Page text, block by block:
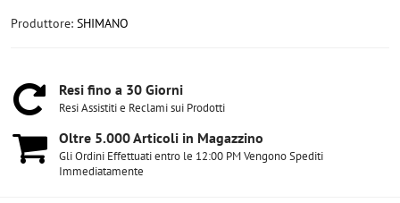
Produttore: SHIMANO
Resi fino a 30 Giorni
Resi Assistiti e Reclami sui Prodotti
Oltre 5​.000 Articoli in Magazzino
Gli Ordini Effettuati entro le 12:00 PM Vengono Spediti
Immediatamente